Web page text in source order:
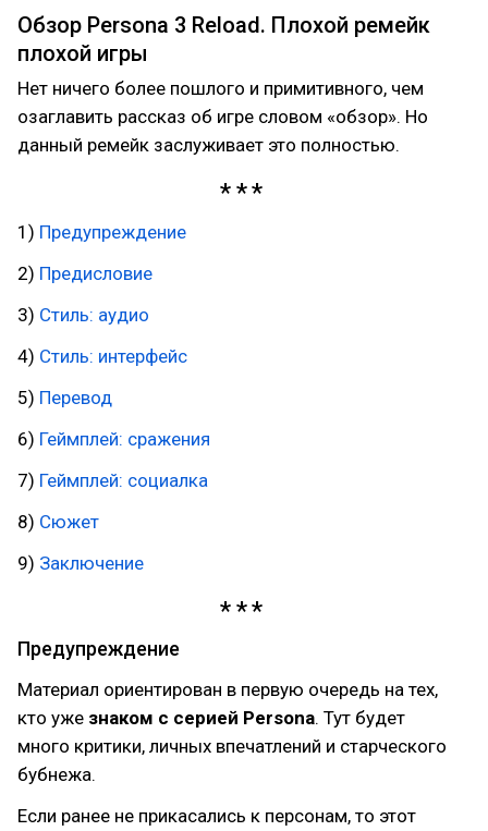
Обзор Persona 3 Reload. Плохой ремейк
плохой игры
Нет ничего более пошлого и примитивного, чем
озаглавить рассказ об игре словом «обзор». Но
данный ремейк заслуживает это полностью.
1) Предупреждение
2) Предисловие
3) Стиль: аудио
4) Стиль: интерфейс
5) Перевод
6) Геймплей: сражения
7) Геймплей: социалка
8) Сюжет
9) Заключение
Предупреждение
Материал ориентирован в первую очередь на тех,
кто уже знаком с серией Persona. Тут будет
много критики, личных впечатлений и старческого
бубнежа.
Если ранее не прикасались к персонам, то этот